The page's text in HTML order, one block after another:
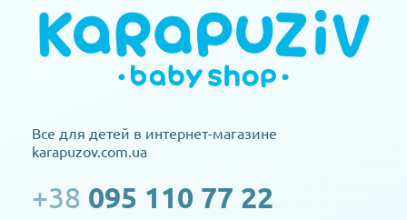
Все для детей в интернет-магазине
karapuzov.com.ua
+38 095 110 77 22